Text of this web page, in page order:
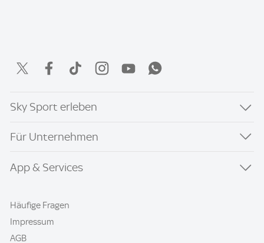
Sky Sport erleben
Für Unternehmen
App & Services
Häufige Fragen
Impressum
AGB